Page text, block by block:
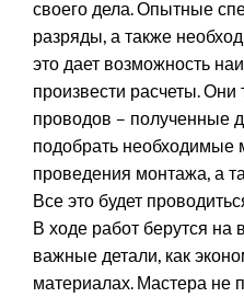
своего дела. Опытные
разряды, а также
это дает возможность
произвести расчеты. Они
проводов – полученные
подобрать необходимые
проведения монтажа, а
Все это будет
В ходе работ берутся на
важные детали, как
материалах. Мастера не